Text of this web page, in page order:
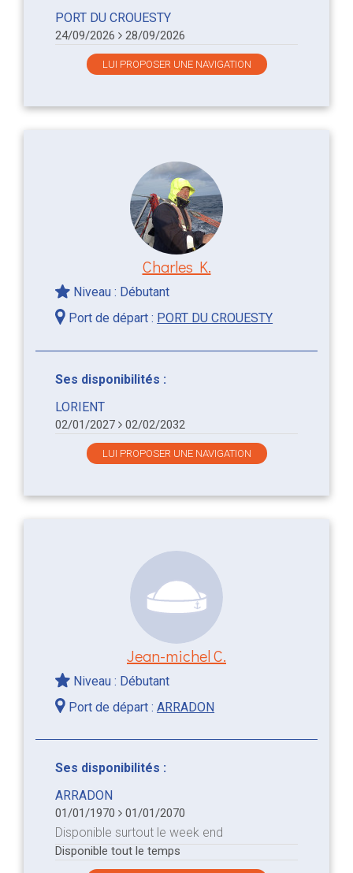
PORT DU CROUESTY
24/09/2026 28/09/2026
LUI PROPOSER UNE NAVIGATION
Charles K.
Niveau : Débutant
Port de départ : PORT DU CROUESTY
Ses disponibilités :
LORIENT
02/01/2027 02/02/2032
LUI PROPOSER UNE NAVIGATION
Jean-michel C.
Niveau : Débutant
Port de départ :ARRADON
Ses disponibilités :
ARRADON
01/01/1970 01/01/2070
Disponible surtout le week end
Disponible tout le temps